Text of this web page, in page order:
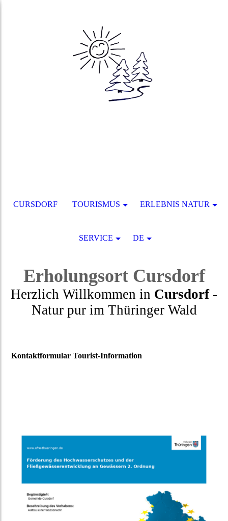
ErholungsortCursdorf
Herzlich Willkommen in Cursdorf-
Natur purim Thüringer Wald
Kontaktformular Tourist-Information
CURSDORF TOURISMUS ERLEBNIS NATUR
SERVICE DE